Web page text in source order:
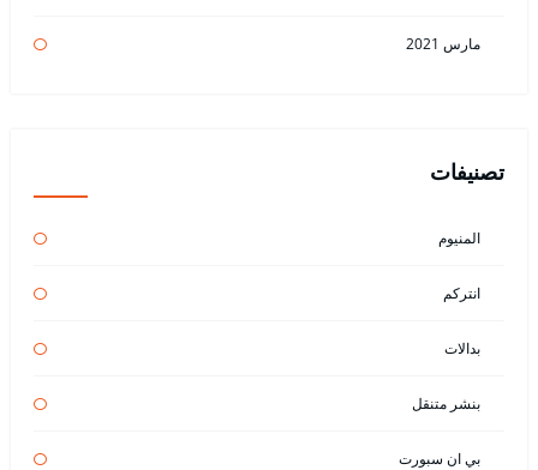
مارس 2021
تصنيفات
المنيوم
انتركم
بدالات
بنشر متنقل
بي ان سبورت